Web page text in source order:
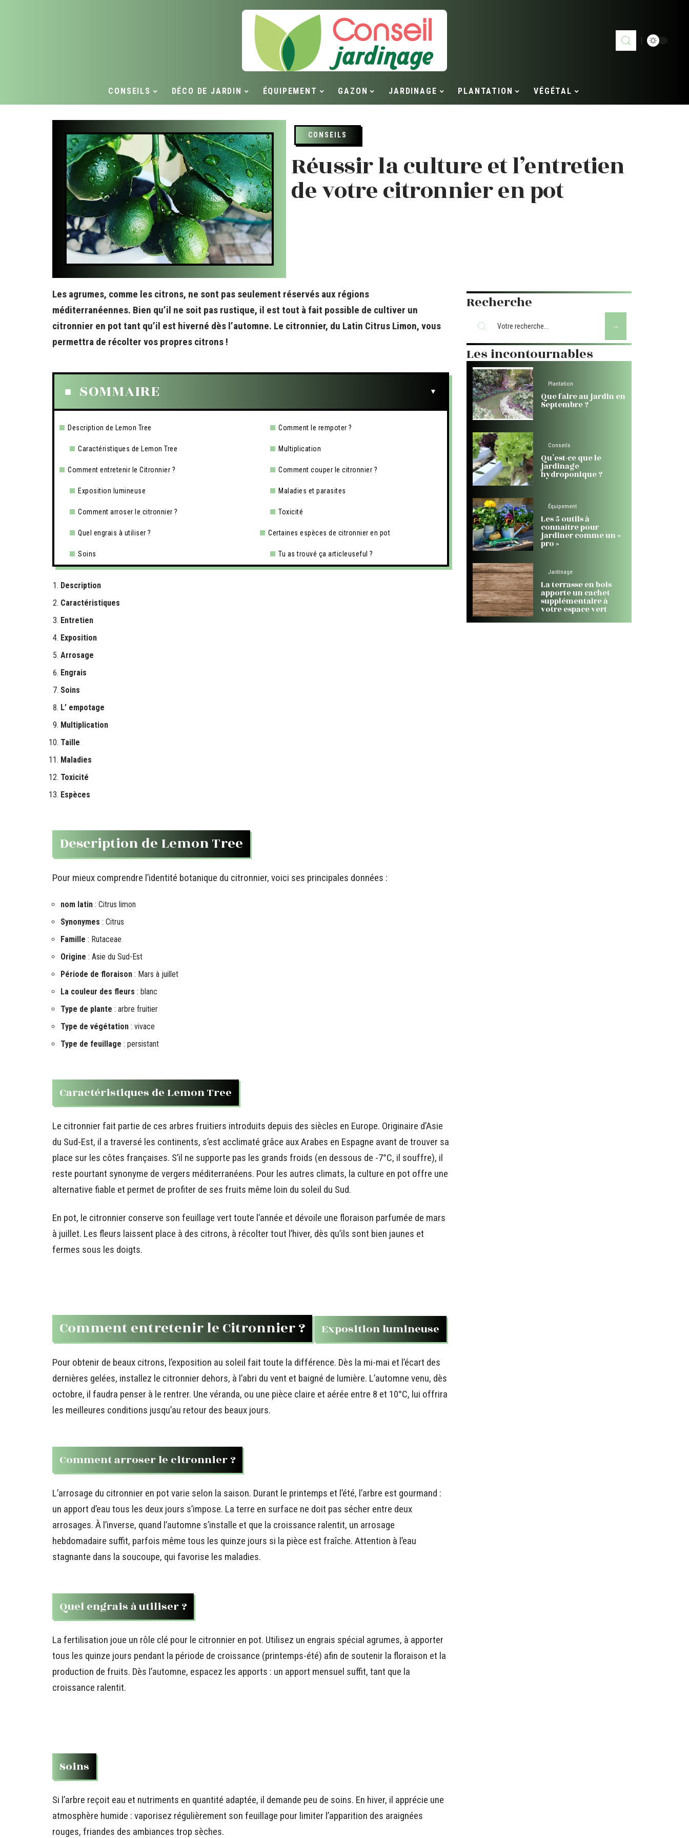
CONSEILS DÉCO DE JARDIN ÉQUIPEMENT GAZON JARDINAGE PLANTATION VÉGÉTAL
CONSEILS
Réussir la culture et l’entretien
de votre citronnier en pot
Les agrumes, comme les citrons, ne sont pas seulement réservés aux régions
méditerranéennes. Bien qu’il ne soit pas rustique, il est tout à fait possible de cultiver un
citronnier en pot tant qu’il est hiverné dès l’automne. Le citronnier, du Latin Citrus Limon, vous
permettra de récolter vos propres citrons !
SOMMAIRE
Description de Lemon Tree
Caractéristiques de Lemon Tree
Comment entretenir le Citronnier ?
Exposition lumineuse
Comment arroser le citronnier ?
Quel engrais à utiliser ?
Soins
Comment le rempoter ?
Multiplication
Comment couper le citronnier ?
Maladies et parasites
Toxicité
Certaines espèces de citronnier en pot
Tu as trouvé ça articleuseful ?
Description
Caractéristiques
Entretien
Exposition
Arrosage
Engrais
Soins
L’ empotage
Multiplication
Taille
Maladies
Toxicité
Espèces
Description de Lemon Tree
Pour mieux comprendre l’identité botanique du citronnier, voici ses principales données :
nom latin : Citrus limon
Synonymes : Citrus
Famille : Rutaceae
Origine : Asie du Sud-Est
Période de floraison : Mars à juillet
La couleur des fleurs : blanc
Type de plante : arbre fruitier
Type de végétation : vivace
Type de feuillage : persistant
Caractéristiques de Lemon Tree
Le citronnier fait partie de ces arbres fruitiers introduits depuis des siècles en Europe. Originaire d’Asie
du Sud-Est, il a traversé les continents, s’est acclimaté grâce aux Arabes en Espagne avant de trouver sa
place sur les côtes françaises. S’il ne supporte pas les grands froids (en dessous de -7°C, il souffre), il
reste pourtant synonyme de vergers méditerranéens. Pour les autres climats, la culture en pot offre une
alternative fiable et permet de profiter de ses fruits même loin du soleil du Sud.
En pot, le citronnier conserve son feuillage vert toute l’année et dévoile une floraison parfumée de mars
à juillet. Les fleurs laissent place à des citrons, à récolter tout l’hiver, dès qu’ils sont bien jaunes et
fermes sous les doigts.
Comment entretenir le Citronnier ? Exposition lumineuse
Pour obtenir de beaux citrons, l’exposition au soleil fait toute la différence. Dès la mi-mai et l’écart des
dernières gelées, installez le citronnier dehors, à l’abri du vent et baigné de lumière. L’automne venu, dès
octobre, il faudra penser à le rentrer. Une véranda, ou une pièce claire et aérée entre 8 et 10°C, lui offrira
les meilleures conditions jusqu’au retour des beaux jours.
Comment arroser le citronnier ?
L’arrosage du citronnier en pot varie selon la saison. Durant le printemps et l’été, l’arbre est gourmand :
un apport d’eau tous les deux jours s’impose. La terre en surface ne doit pas sécher entre deux
arrosages. À l’inverse, quand l’automne s’installe et que la croissance ralentit, un arrosage
hebdomadaire suffit, parfois même tous les quinze jours si la pièce est fraîche. Attention à l’eau
stagnante dans la soucoupe, qui favorise les maladies.
Quel engrais à utiliser ?
La fertilisation joue un rôle clé pour le citronnier en pot. Utilisez un engrais spécial agrumes, à apporter
tous les quinze jours pendant la période de croissance (printemps-été) afin de soutenir la floraison et la
production de fruits. Dès l’automne, espacez les apports : un apport mensuel suffit, tant que la
croissance ralentit.
Soins
Si l’arbre reçoit eau et nutriments en quantité adaptée, il demande peu de soins. En hiver, il apprécie une
atmosphère humide : vaporisez régulièrement son feuillage pour limiter l’apparition des araignées
rouges, friandes des ambiances trop sèches.
Recherche
Les incontournables
Plantation
Que faire au jardin en
Septembre ?
Conseils
Qu’est-ce que le
jardinage
hydroponique ?
Équipement
Les 5 outils à
connaître pour
jardiner comme un «
pro »
Jardinage
La terrasse en bois
apporte un cachet
supplémentaire à
votre espace vert